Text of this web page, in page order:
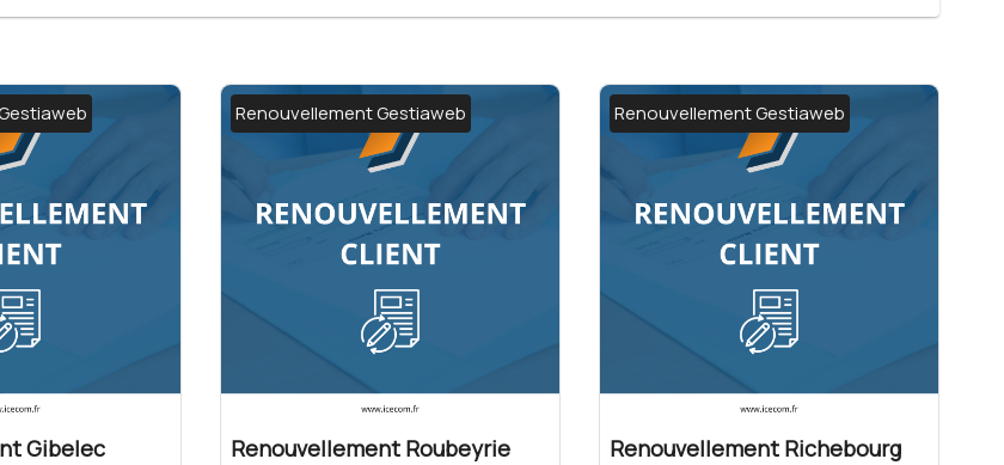
Gibelec
Renouvellement Gestiaweb
Renouvellement Roubeyrie
Renouvellement Gestiaweb
Renouvellement Richebourg